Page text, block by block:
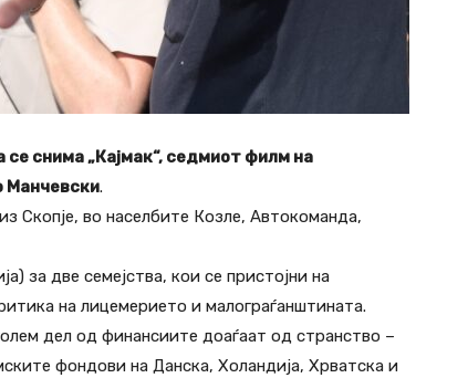
се снима „Кајмак“, седмиот филм на
Манчевски.
Скопје, во населбите Козле, Автокоманда,
за две семејства, кои се пристојни на
на лицемерието и малограѓанштината.
дел од финансиите доаѓаат од странство –
фондови на Данска, Холандија, Хрватска и